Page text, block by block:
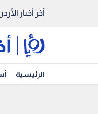
آخر أخبار
الرئيسية